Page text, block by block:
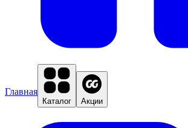
Главная
Каталог Акции